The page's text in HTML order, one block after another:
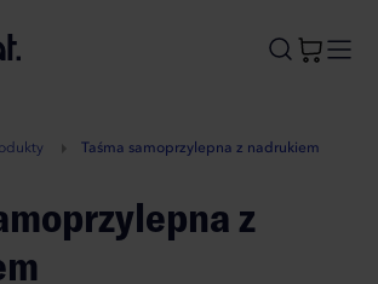
Taśma samoprzylepna z nadrukiem